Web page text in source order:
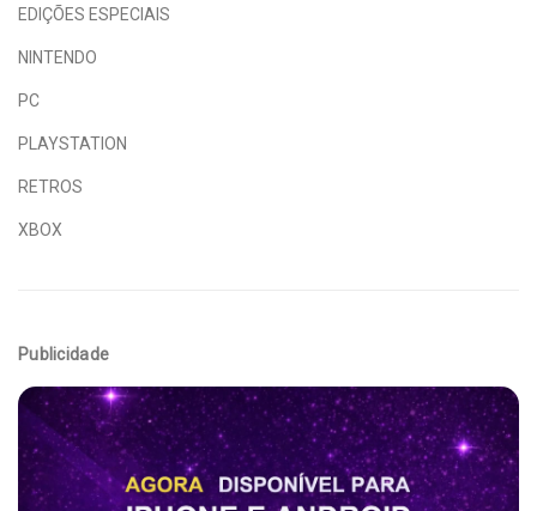
EDIÇÕES ESPECIAIS
NINTENDO
PC
PLAYSTATION
RETROS
XBOX
Publicidade